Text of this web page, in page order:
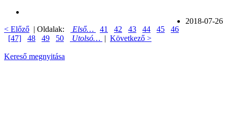
2018-07-26
< Előző | Oldalak: Első… 41 42 43 44 45
46
[47]
48 49 50 Utolsó… | Következő >
Kereső megnyitása